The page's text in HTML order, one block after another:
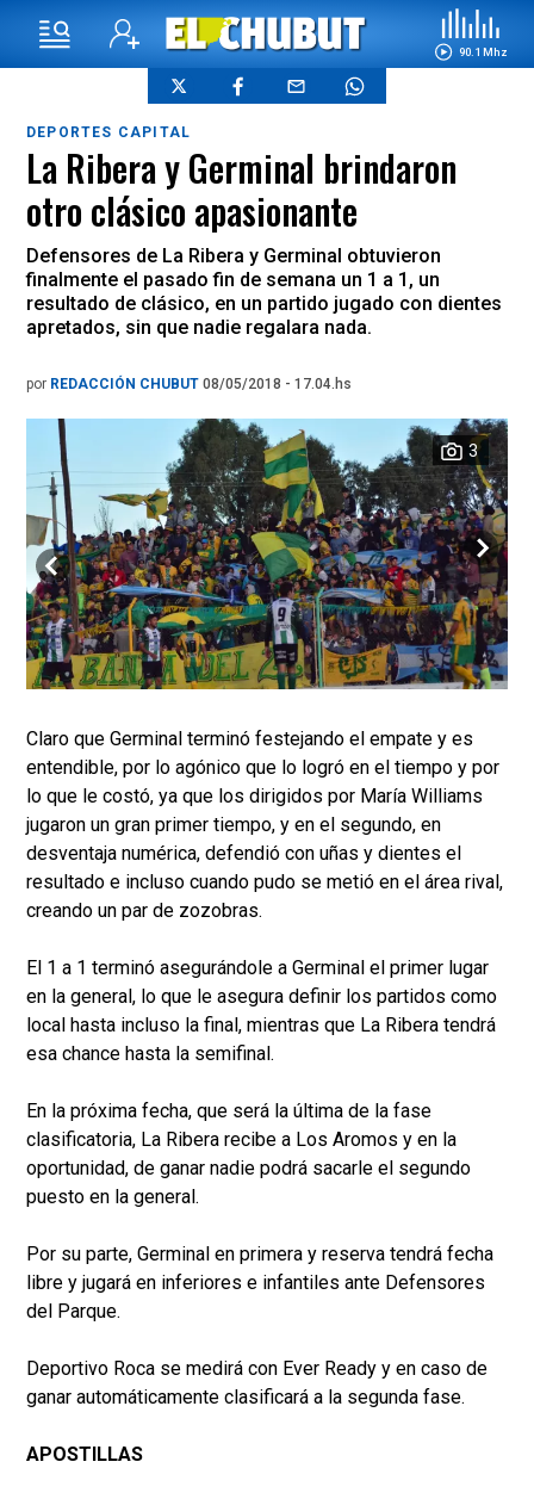
90.1 Mhz
DEPORTES CAPITAL
La Ribera y Germinal brindaron
otro clásico apasionante
Defensores de La Ribera y Germinal obtuvieron
finalmente el pasado fin de semana un 1 a 1, un
resultado de clásico, en un partido jugado con dientes
apretados, sin que nadie regalara nada.
por REDACCIÓN CHUBUT 08/05/2018 - 17.04.hs
3
Claro que Germinal terminó festejando el empate y es
entendible, por lo agónico que lo logró en el tiempo y por
lo que le costó, ya que los dirigidos por María Williams
jugaron un gran primer tiempo, y en el segundo, en
desventaja numérica, defendió con uñas y dientes el
resultado e incluso cuando pudo se metió en el área rival,
creando un par de zozobras.
El 1 a 1 terminó asegurándole a Germinal el primer lugar
en la general, lo que le asegura definir los partidos como
local hasta incluso la final, mientras que La Ribera tendrá
esa chance hasta la semifinal.
En la próxima fecha, que será la última de la fase
clasificatoria, La Ribera recibe a Los Aromos y en la
oportunidad, de ganar nadie podrá sacarle el segundo
puesto en la general.
Por su parte, Germinal en primera y reserva tendrá fecha
libre y jugará en inferiores e infantiles ante Defensores
del Parque.
Deportivo Roca se medirá con Ever Ready y en caso de
ganar automáticamente clasificará a la segunda fase.
APOSTILLAS